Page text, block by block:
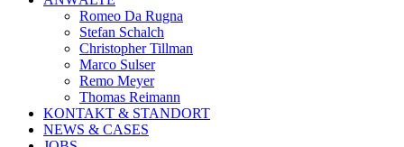
Romeo Da Rugna
Stefan Schalch
Christopher Tillman
Marco Sulser
Remo Meyer
Thomas Reimann
KONTAKT & STANDORT
NEWS & CASES